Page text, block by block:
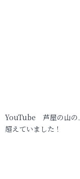
YouTube 芦屋の山の
超えていました！